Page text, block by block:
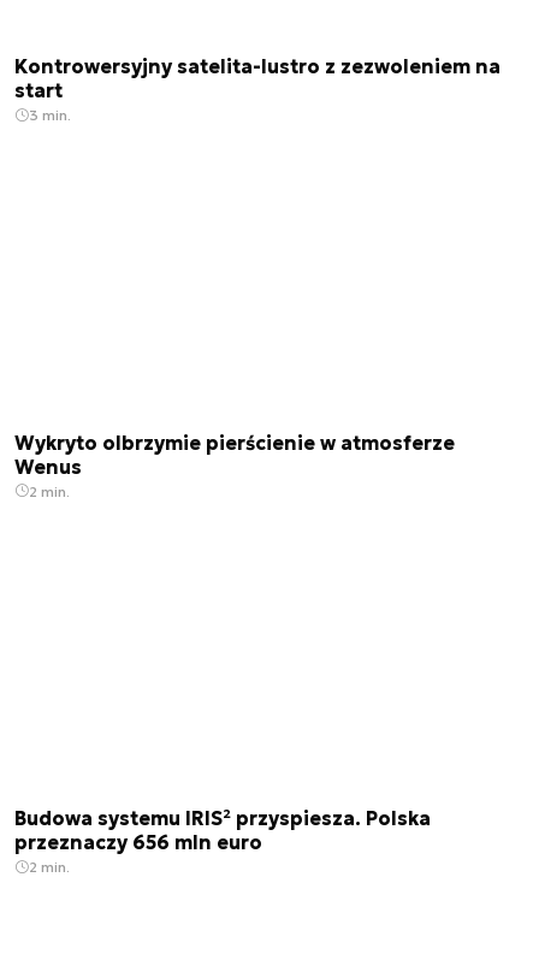
Kontrowersyjny satelita-lustro z zezwoleniem na
start
3 min.
Wykryto olbrzymie pierścienie w atmosferze
Wenus
2 min.
Budowa systemu IRIS² przyspiesza. Polska
przeznaczy 656 mln euro
2 min.